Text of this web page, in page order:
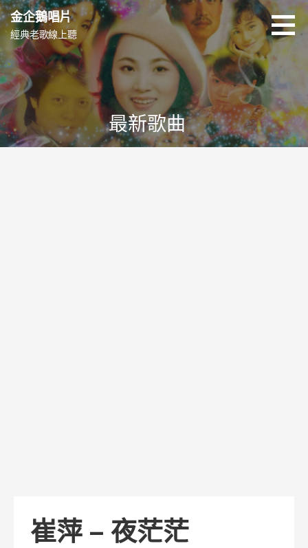
跳
至
主
要
內
容
金企鵝唱片
經典老歌線上聽
最新歌曲
崔萍 – 夜茫茫